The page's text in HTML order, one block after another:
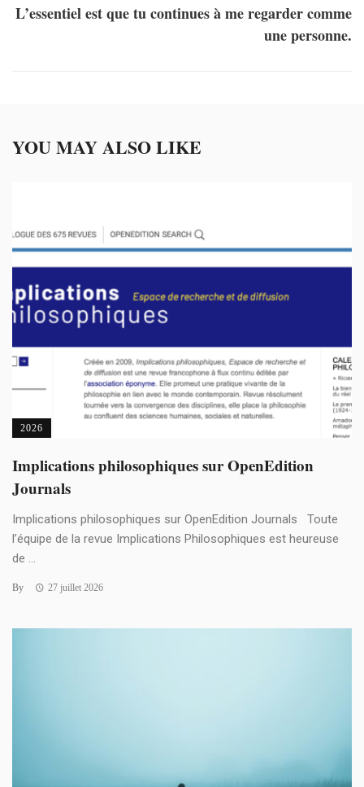
L’essentiel est que tu continues à me regarder comme
une personne.
YOU MAY ALSO LIKE
2026
Implications philosophiques sur OpenEdition
Journals
Implications philosophiques sur OpenEdition Journals Toute
l’équipe de la revue Implications Philosophiques est heureuse
de ...
By 27 juillet 2026